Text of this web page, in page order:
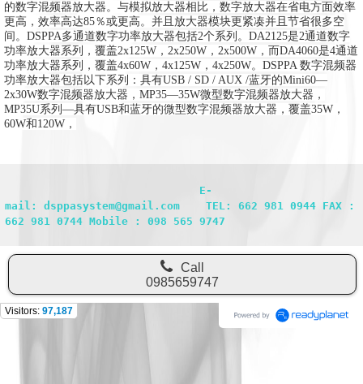
的数字混频器放大器。 与模拟放大器相比，数字放大器在省电方面效率
更高，效率高达85％或更高。 并且放大器模块更紧凑并且节省很多空
间 。 DSPPA多通道数字功率放大器包括2个系列。 DA2125是2通道数字
功率放大器系列，覆盖2x125W，2x250W，2x500W，而DA4060是4通道
功率放大器系列，覆盖4x60W，4x125W，4x250W。DSPPA 数字混频器
功率放大器包括以下系列：具有USB / SD / AUX /蓝牙的Mini60—
2x30W数字混频器放大器，MP35—35W微型数字混频器放大器，
MP35U系列—具有USB和蓝牙的微型数字混频器放大器，覆盖35W，
60W和120W，
mail: dsppasystem@gmail.com    TEL: 662 981 0944 FAX :
662 981 0744 Mobile : 098 565 9747
Call
0985659747
Visitors: 97,187